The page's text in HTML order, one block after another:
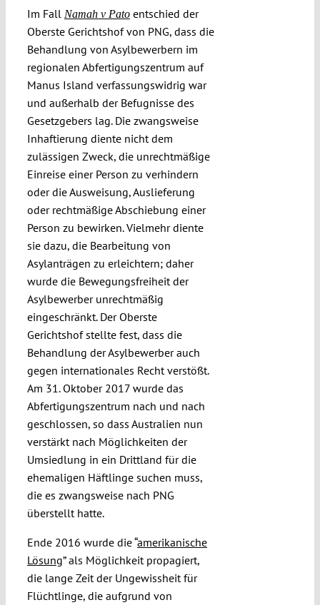
Im Fall Namah v Patoentschied der
Oberste Gerichtshof von PNG, dass die
Behandlung von Asylbewerbern im
regionalen Abfertigungszentrum auf
Manus Island verfassungswidrig war
und außerhalb der Befugnisse des
Gesetzgebers lag. Die zwangsweise
Inhaftierung diente nicht dem
zulässigen Zweck, die unrechtmäßige
Einreise einer Person zu verhindern
oder die Ausweisung, Auslieferung
oder rechtmäßige Abschiebung einer
Person zu bewirken. Vielmehr diente
sie dazu, die Bearbeitung von
Asylanträgen zu erleichtern; daher
wurde die Bewegungsfreiheit der
Asylbewerber unrechtmäßig
eingeschränkt. Der Oberste
Gerichtshof stellte fest, dass die
Behandlung der Asylbewerber auch
gegen internationales Recht verstößt.
Am 31. Oktober 2017 wurde das
Abfertigungszentrum nach und nach
geschlossen, so dass Australien nun
verstärkt nach Möglichkeiten der
Umsiedlung in ein Drittland für die
ehemaligen Häftlinge suchen muss,
die es zwangsweise nach PNG
überstellt hatte.
Ende 2016 wurde die “amerikanische
Lösung” als Möglichkeit propagiert,
die lange Zeit der Ungewissheit für
Flüchtlinge, die aufgrund von